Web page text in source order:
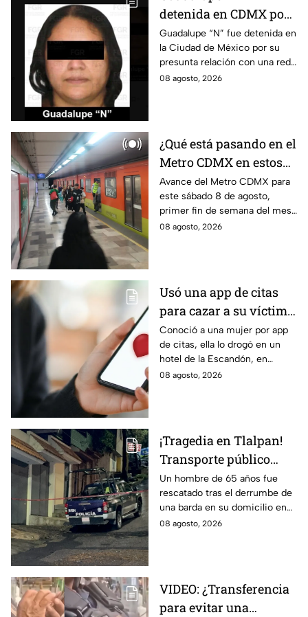
detenida en CDMX por
presunta relación con
red de contrabando de
hidrocarburos
Guadalupe “N” fue detenida en
la Ciudad de México por su
presunta relación con una red
de contrabando de
08 agosto, 2026
¿Qué está pasando en el
Metro CDMX en estos
momentos?
Avance del Metro CDMX para
este sábado 8 de agosto,
primer fin de semana del mes.
Retraso o cierre de estaciones
08 agosto, 2026
Usó una app de citas
para cazar a su víctima:
Así operaba Ivette "N"
antes de huir a Puebla;
ya está detenida
Conoció a una mujer por app
de citas, ella lo drogó en un
hotel de la Escandón, en
CDMX, para robarle el auto y
08 agosto, 2026
¡Tragedia en Tlalpan!
Transporte público
arrolla, mata a un
hombre y huye
Un hombre de 65 años fue
rescatado tras el derrumbe de
una barda en su domicilio en
Tlalpan, provocado por las
08 agosto, 2026
VIDEO: ¿Transferencia
para evitar una